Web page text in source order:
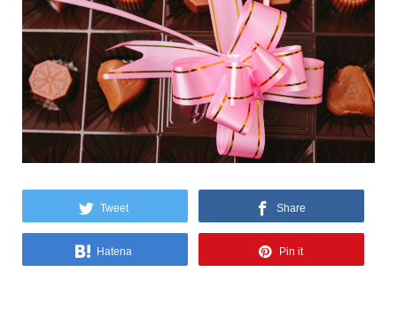
Tweet Share
Hatena Pin it